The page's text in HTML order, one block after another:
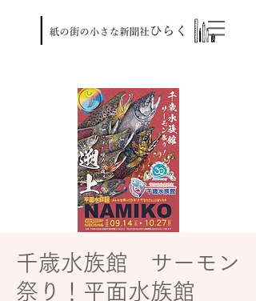
千歳水族館 サーモン
祭り！平面水族館